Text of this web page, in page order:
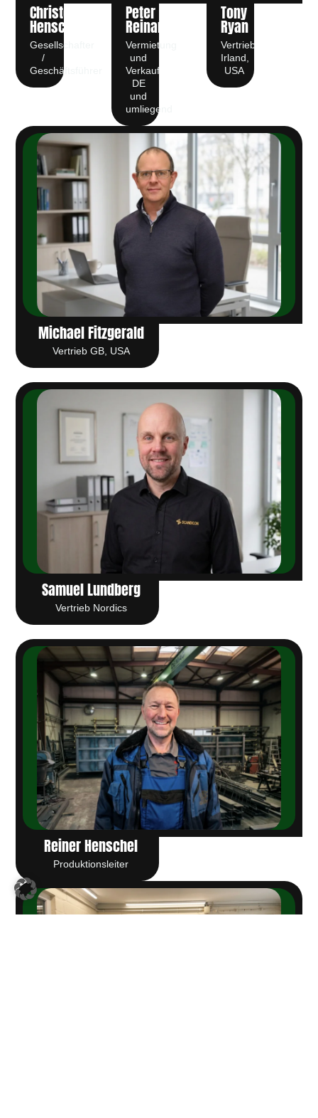
Christoph
Henschel
Gesellschafter
/
Geschäftsführer
Peter
Reinartz
Vermietung
und
Verkauf
DE
und
umliegend
Tony
Ryan
Vertrieb
Irland,
USA
Michael Fitzgerald
Vertrieb GB, USA
Samuel Lundberg
Vertrieb Nordics
Reiner Henschel
Produktionsleiter